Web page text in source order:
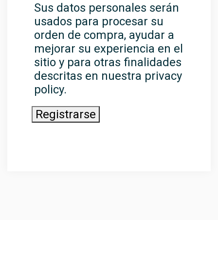
Sus datos personales serán
usados para procesar su
orden de compra, ayudar a
mejorar su experiencia en el
sitio y para otras finalidades
descritas en nuestra privacy
policy.
Registrarse